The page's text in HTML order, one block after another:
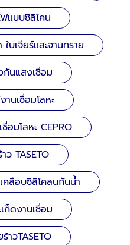
แบบซิลิโคน
เจียร์และจานทราย
นแสงเชื่อม
นเชื่อมโลหะ
อมโลหะ CEPRO
ว TASETO
คลือบซิลิโคลนกันน้ำ
ก็ดงานเชื่อม
าวTASETO